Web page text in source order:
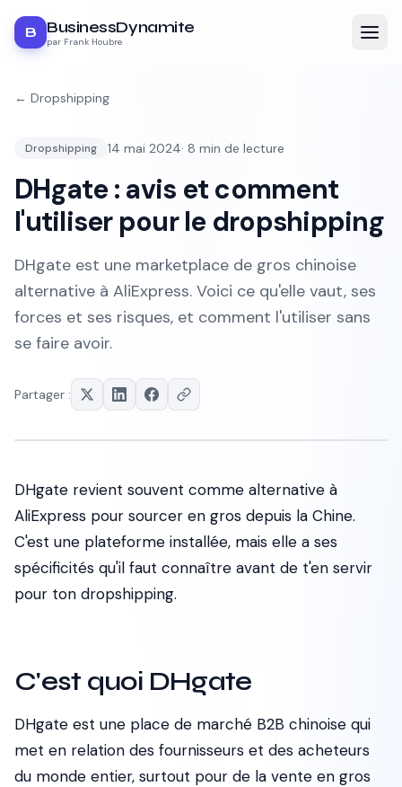
B BusinessDynamite
par Frank Houbre
← Dropshipping
Dropshipping 14 mai 2024· 8 min de lecture
DHgate : avis et comment
l'utiliser pour le dropshipping
DHgate est une marketplace de gros chinoise
alternative à AliExpress. Voici ce qu'elle vaut, ses
forces et ses risques, et comment l'utiliser sans
se faire avoir.
Partager :
DHgate revient souvent comme alternative à
AliExpress pour sourcer en gros depuis la Chine.
C'est une plateforme installée, mais elle a ses
spécificités qu'il faut connaître avant de t'en servir
pour ton dropshipping.
C'est quoi DHgate
DHgate est une place de marché B2B chinoise qui
met en relation des fournisseurs et des acheteurs
du monde entier, surtout pour de la vente en gros